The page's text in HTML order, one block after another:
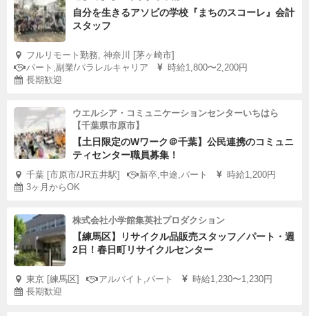
自分を生きるアソビの学校『まちのスコーレ』会計
スタッフ
フルリモート勤務, 神奈川 [茅ヶ崎市]
パート,副業/パラレルキャリア
時給1,800〜2,200円
長期歓迎
ウエルシア・コミュニケーションセンターいちはら
【千葉県市原市】
【土日限定のWワーク＠千葉】公民連携のコミュニ
ティセンター職員募集！
千葉 [市原市/JR五井駅] 新卒,中途,パート
時給1,200円
3ヶ月からOK
株式会社小学館集英社プロダクション
【練馬区】リサイクル品販売スタッフ／パート・週
2日！春日町リサイクルセンター
東京 [練馬区] アルバイト,パート
時給1,230〜1,230円
長期歓迎